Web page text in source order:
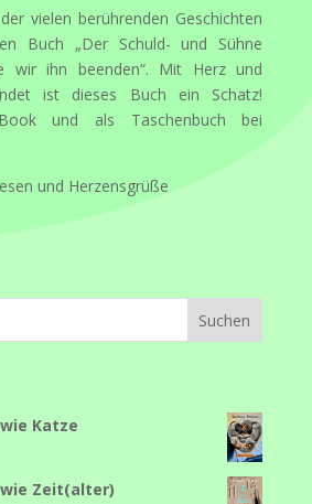
vielen berührenden Geschichten
Buch „Der Schuld- und Sühne
ihn beenden“. Mit Herz und
ist dieses Buch ein Schatz!
und als Taschenbuch bei
und Herzensgrüße
Katze
wie Zeit(alter)